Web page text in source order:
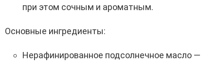
при этом сочным и ароматным.
Основные ингредиенты:
Нерафинированное подсолнечное масло —